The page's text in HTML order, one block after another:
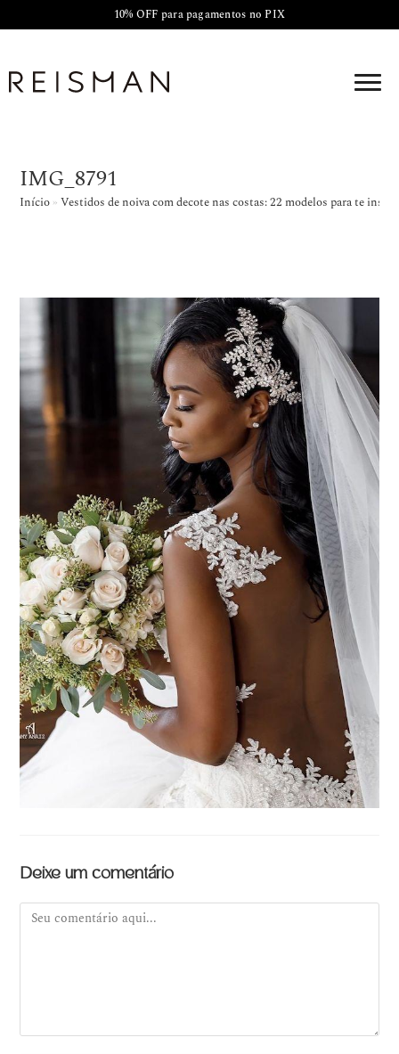
10% OFF para pagamentos no PIX
IMG_8791
Início »Vestidos de noiva com decote nas costas: 22 modelos para te
Deixe um comentário